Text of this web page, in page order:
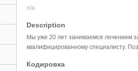
n/a
Description
Мы уже 20 лет занимаемся лечением
квалифицированному специалисту.
Кодировка